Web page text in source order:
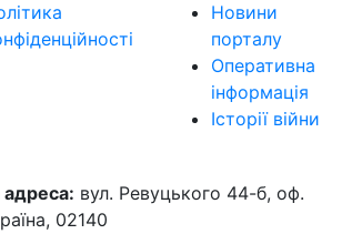
Новини
порталу
Оперативна
інформація
Історії війни
вул. Ревуцького 44-б, оф.
02140